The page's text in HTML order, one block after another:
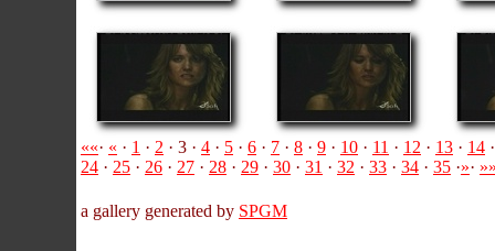
««· « · 1 · 2 · 3 · 4 · 5 · 6 · 7 · 8 · 9 · 10 · 11 · 12 · 13 · 14
24 · 25 · 26 · 27 · 28 · 29 · 30 · 31 · 32 · 33 · 34 · 35 ·»·
a gallery generated by SPGM